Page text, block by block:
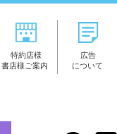
特約店様
書店様ご案内
広告
について